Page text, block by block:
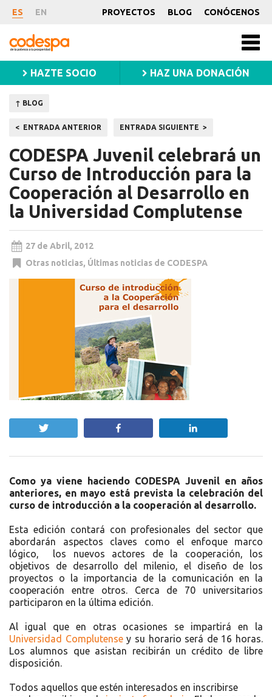
Noticia
ES EN PROYECTOS BLOG CONÓCENOS
CODESPA
HAZTE SOCIO HAZ UNA DONACIÓN
↑ BLOG
Navegación
de
entradas
ENTRADA ANTERIOR ENTRADA SIGUIENTE
CODESPA Juvenil celebrará un
Curso de Introducción para la
Cooperación al Desarrollo en
la Universidad Complutense
27 de Abril, 2012
Otras noticias, Últimas noticias de CODESPA
Como ya viene haciendo CODESPA Juvenil en años
anteriores, en mayo está prevista la celebración del
curso de introducción a la cooperación al desarrollo.
Esta edición contará con profesionales del sector que
abordarán aspectos claves como el enfoque marco
lógico, los nuevos actores de la cooperación, los
objetivos de desarrollo del milenio, el diseño de los
proyectos o la importancia de la comunicación en la
cooperación entre otros. Cerca de 70 universitarios
participaron en la última edición.
Al igual que en otras ocasiones se impartirá en la
Universidad Complutensey su horario será de 16 horas.
Los alumnos que asistan recibirán un crédito de libre
disposición.
Todos aquellos que estén interesados en inscribirse